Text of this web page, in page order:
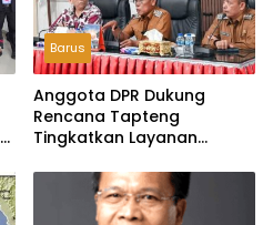
Barus
Anggota DPR Dukung
Rencana Tapteng
Tingkatkan Layanan
Rekrutmen TKI